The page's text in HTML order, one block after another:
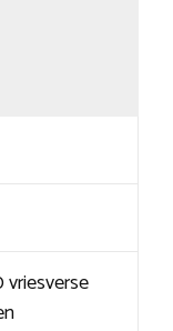
vriesverse